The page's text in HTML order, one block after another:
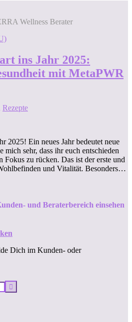
Wellness Berater
ins Jahr 2025:
mit MetaPWR
Rezepte
2025! Ein neues Jahr bedeutet neue
sehr, dass ihr euch entschieden
Fokus zu rücken. Das ist der erste und
und Vitalität. Besonders…
und Beraterbereich einsehen
Dich im Kunden- oder